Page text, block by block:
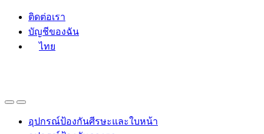
Skip
navigation
Skip
content
ติดต่อเรา
บัญชีของฉัน
ไทย
อุปกรณ์ป้องกันศีรษะและใบหน้า